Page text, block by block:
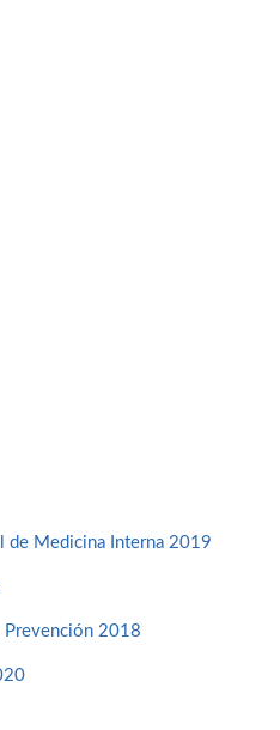
de Medicina Interna 2019
Prevención 2018